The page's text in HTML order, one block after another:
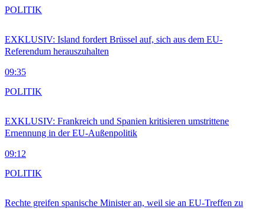
EXKLUSIV: Island fordert Brüssel auf, sich aus dem EU-
Referendum herauszuhalten
09:35
POLITIK
EXKLUSIV: Frankreich und Spanien kritisieren umstrittene
Ernennung in der EU-Außenpolitik
09:12
POLITIK
Rechte greifen spanische Minister an, weil sie an EU-Treffen zu
POLITIK